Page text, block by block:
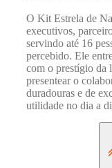
O Kit Estrela de
executivos,
servindo até 16
percebido. Ele
com o prestígio da
presentear o
duradouras e de
utilidade no dia a